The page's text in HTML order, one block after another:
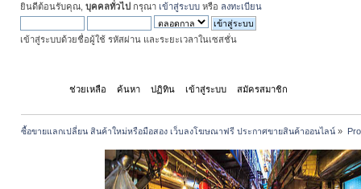
ยินดีต้อนรับคุณ, บุคคลทั่วไป กรุณา เข้าสู่ระบบ หรือ ลงทะเบียน
เข้าสู่ระบบด้วยชื่อผู้ใช้ รหัสผ่าน และระยะเวลาในเซสชั่น
ช่วยเหลือ ค้นหา ปฏิทิน เข้าสู่ระบบ สมัครสมาชิก
ซื้อขายแลกเปลี่ยน สินค้าใหม่หรือมือสอง เว็บลงโฆษณาฟรี ประกาศขายสินค้าออนไลน์ »